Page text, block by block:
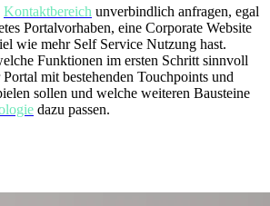
Kontaktbereich unverbindlich anfragen, egal
Portalvorhaben, eine Corporate Website
wie mehr Self Service Nutzung hast.
Funktionen im ersten Schritt sinnvoll
mit bestehenden Touchpoints und
sollen und welche weiteren Bausteine
dazu passen.